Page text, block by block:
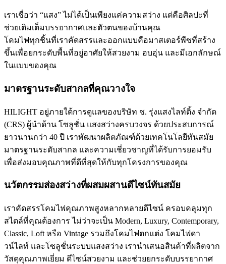
เราเชื่อว่า “แสง” ไม่ได้เป็นเพียงแค่ความสว่าง แต่คือศิลปะที่
ช่วยเติมเต็มบรรยากาศและตัวตนของบ้านคุณ
โคมไฟทุกชิ้นที่เราคัดสรรและออกแบบคือมาสเตอร์พีซที่สร้าง
ขึ้นเพื่อยกระดับพื้นที่อยู่อาศัยให้สวยงาม อบอุ่น และมีเอกลักษณ์
ในแบบของคุณ
มาตรฐานระดับสากลที่คุณวางใจ
HILIGHT อยู่ภายใต้การดูแลของบริษัท ช. รุ่งแสงไลท์ติ้ง จำกัด
(CRS) ผู้นำด้าน โซลูชั่น แสงสว่างครบวงจร ด้วยประสบการณ์
ยาวนานกว่า 40 ปี เราพัฒนาผลิตภัณฑ์ด้วยเทคโนโลยีทันสมัย
มาตรฐานระดับสากล และความเชี่ยวชาญที่ได้รับการยอมรับ
เพื่อส่งมอบคุณภาพที่ดีที่สุดให้กับทุกโครงการของคุณ
นวัตกรรมส่องสว่างที่ผสมผสานดีไซน์ทันสมัย
เราคัดสรรโคมไฟคุณภาพสูงหลากหลายดีไซน์ ครอบคลุมทุก
สไตล์ที่คุณต้องการ ไม่ว่าจะเป็น Modern, Luxury, Contemporary,
Classic, Loft หรือ Vintage รวมถึงโคมไฟตกแต่ง โคมไฟดา
วน์ไลท์ และโซลูชั่นระบบแสงสว่าง เรานำเสนอสินค้าที่ผลิตจาก
วัสดุคุณภาพเยี่ยม ดีไซน์สวยงาม และช่วยยกระดับบรรยากาศ